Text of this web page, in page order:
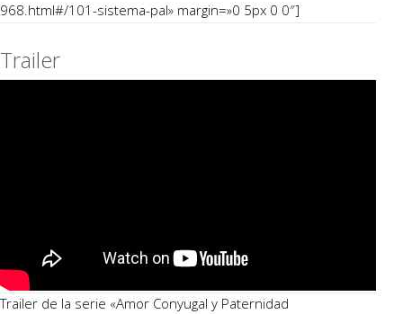
968.html#/101-sistema-pal» margin=»0 5px 0 0″]
Trailer
Trailer de la serie «Amor Conyugal y Paternidad